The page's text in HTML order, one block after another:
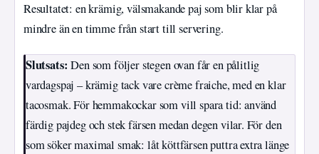
Resultatet: en krämig, välsmakande paj som blir klar på
mindre än en timme från start till servering.
Slutsats: Den som följer stegen ovan får en pålitlig
vardagspaj – krämig tack vare crème fraiche, med en klar
tacosmak. För hemmakockar som vill spara tid: använd
färdig pajdeg och stek färsen medan degen vilar. För den
som söker maximal smak: låt köttfärsen puttra extra länge